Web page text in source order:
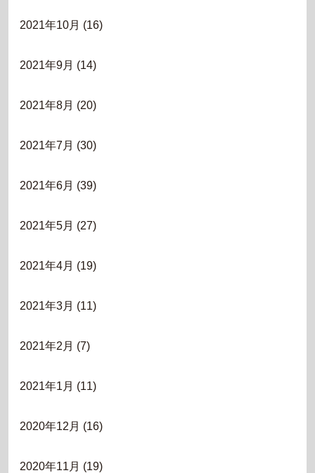
2021年10月 (16)
2021年9月 (14)
2021年8月 (20)
2021年7月 (30)
2021年6月 (39)
2021年5月 (27)
2021年4月 (19)
2021年3月 (11)
2021年2月 (7)
2021年1月 (11)
2020年12月 (16)
2020年11月 (19)